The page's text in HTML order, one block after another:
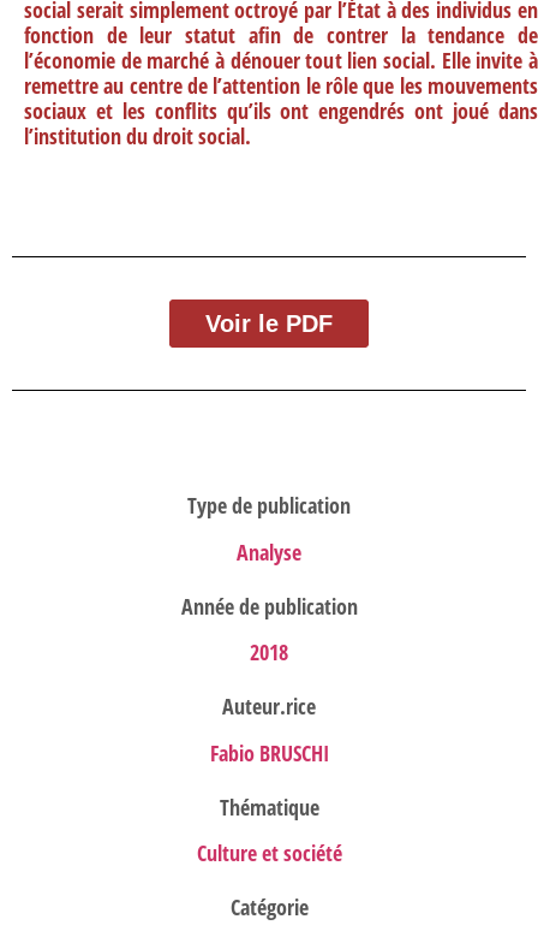
social serait simplement octroyé par l’État à des individus en
fonction de leur statut afin de contrer la tendance de
l’économie de marché à dénouer tout lien social. Elle invite à
remettre au centre de l’attention le rôle que les mouvements
sociaux et les conflits qu’ils ont engendrés ont joué dans
l’institution du droit social.
Voir le PDF
Type de publication
Analyse
Année de publication
2018
Auteur.rice
Fabio BRUSCHI
Thématique
Culture et société
Catégorie